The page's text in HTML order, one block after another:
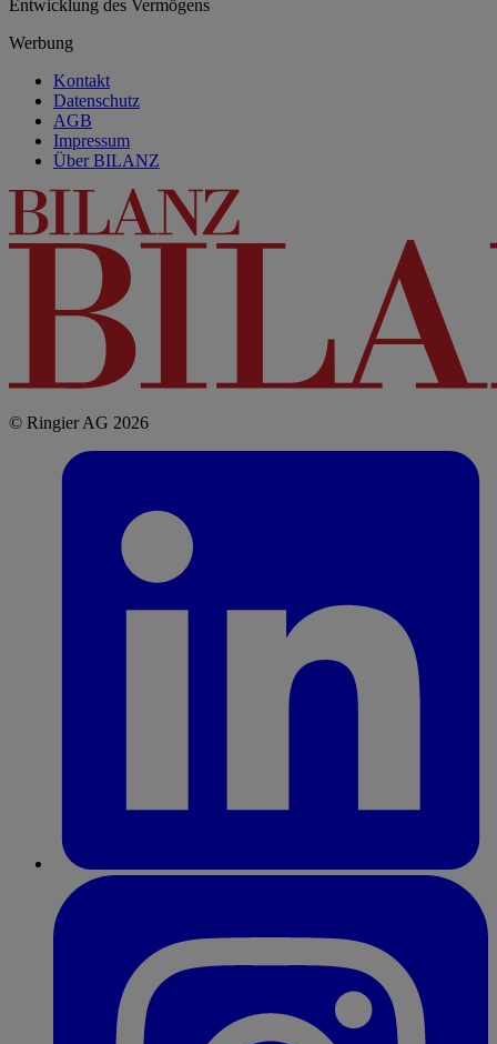
Entwicklung des Vermögens
Werbung
Kontakt
Datenschutz
AGB
Impressum
Über BILANZ
© Ringier AG 2026